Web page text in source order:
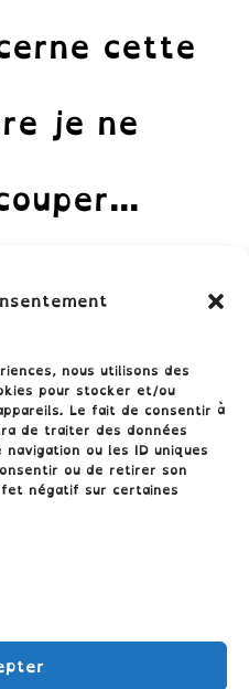
nous utilisons des
pour stocker et/ou
Le fait de consentir à
de traiter des données
ou les ID uniques
ou de retirer son
négatif sur certaines
cette
je ne
(UE)
vous à